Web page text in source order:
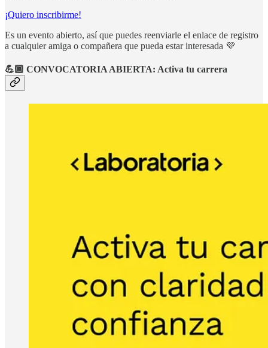
¡Quiero inscribirme!
Es un evento abierto, así que puedes reenviarle el enlace de registro
a cualquier amiga o compañera que pueda estar interesada 💜
💪🏼 CONVOCATORIA ABIERTA: Activa tu carrera